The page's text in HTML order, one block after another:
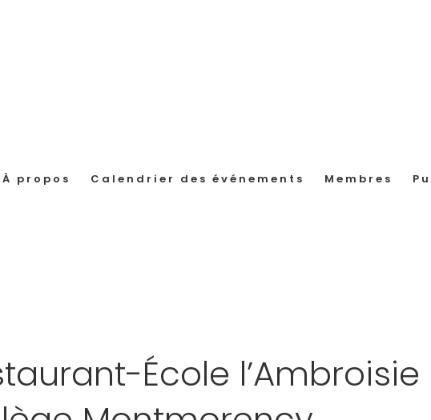
À propos Calendrier des événements Membres
École